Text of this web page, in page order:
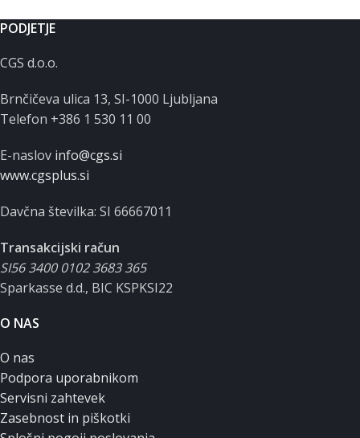
PODJETJE
CGS d.o.o.
Brnčičeva ulica 13, SI-1000 Ljubljana
Telefon +386 1 530 11 00
E-naslov info@cgs.si
www.cgsplus.si
Davčna številka: SI 66667011
Transakcijski račun
SI56 3400 0102 3683 365
Sparkasse d.d., BIC KSPKSI22
O NAS
O nas
Podpora uporabnikom
Servisni zahtevek
Zasebnost in piškotki